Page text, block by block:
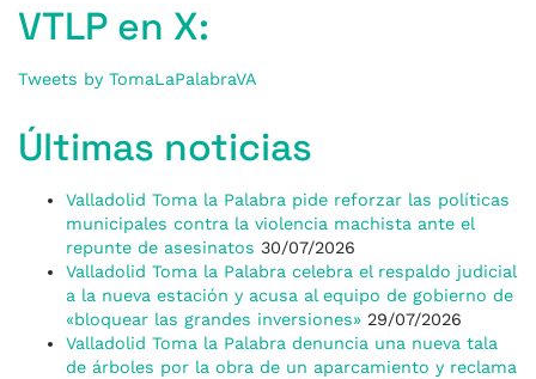
VTLP en X:
Tweets by TomaLaPalabraVA
Últimas noticias
Valladolid Toma la Palabra pide reforzar las políticas
municipales contra la violencia machista ante el
repunte de asesinatos 30/07/2026
Valladolid Toma la Palabra celebra el respaldo judicial
a la nueva estación y acusa al equipo de gobierno de
«bloquear las grandes inversiones» 29/07/2026
Valladolid Toma la Palabra denuncia una nueva tala
de árboles por la obra de un aparcamiento y reclama